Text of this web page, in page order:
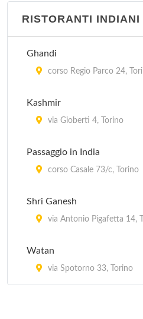
RISTORANTI
Ghandi
corso Regio Parco 24,
Kashmir
via Gioberti 4, Torino
Passaggio in India
corso Casale 73/c, Torino
Shri Ganesh
via Antonio Pigafetta 14,
Watan
via Spotorno 33, Torino